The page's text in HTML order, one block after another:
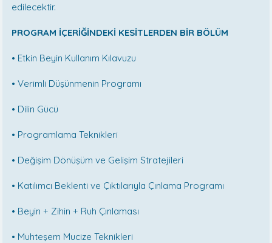
edilecektir.
PROGRAM İÇERİĞİNDEKİ KESİTLERDEN BİR BÖLÜM
• Etkin Beyin Kullanım Kılavuzu
• Verimli Düşünmenin Programı
• Dilin Gücü
• Programlama Teknikleri
• Değişim Dönüşüm ve Gelişim Stratejileri
• Katılımcı Beklenti ve Çıktılarıyla Çınlama Programı
• Beyin + Zihin + Ruh Çınlaması
• Muhteşem Mucize Teknikleri